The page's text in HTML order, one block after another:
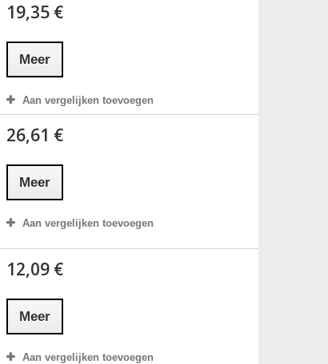
19,35 €
Meer
Aan vergelijken toevoegen
26,61 €
Meer
Aan vergelijken toevoegen
12,09 €
Meer
Aan vergelijken toevoegen